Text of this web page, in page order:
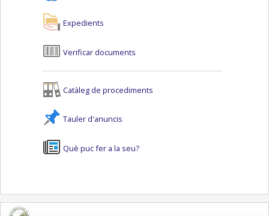
Expedients
Verificar documents
Catàleg de procediments
Tauler d'anuncis
Què puc fer a la seu?
logo